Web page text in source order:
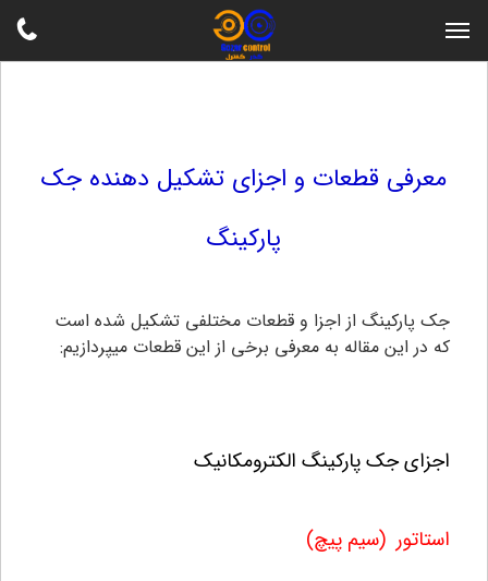
معرفی قطعات و اجزای تشکیل دهنده جک
پارکینگ
جک پارکینگ از اجزا و قطعات مختلفی تشکیل شده است
که در این مقاله به معرفی برخی از این قطعات میپردازیم:
اجزای جک پارکینگ الکترومکانیک
استاتور (سیم پیچ)